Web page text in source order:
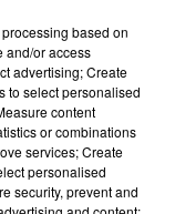
based on
and/or access
advertising; Create
to select personalised
content
or combinations
services; Create
personalised
security, prevent and